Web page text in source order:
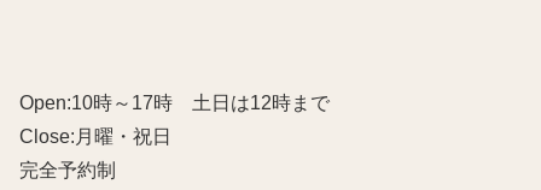
Open:10時～17時 土日は12時まで
Close:月曜・祝日
完全予約制